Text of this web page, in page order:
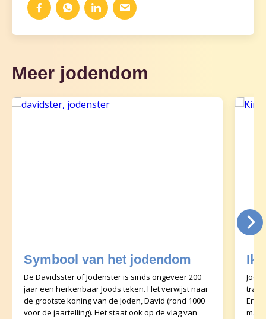
Meer jodendom
Symbool van het jodendom
De Davidsster of Jodenster is sinds ongeveer 200
jaar een herkenbaar Joods teken. Het verwijst naar
de grootste koning van de Joden, David (rond 1000
voor de jaartelling). Het staat ook op de vlag van
Ik
Er